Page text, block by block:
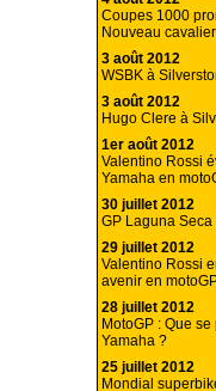
Coupes 1000
Nouveau
3 août 2012
WSBK à
3 août 2012
Hugo Clere à
1er août 2012
Valentino Rossi
Yamaha en
30 juillet 2012
GP Laguna
29 juillet 2012
Valentino Rossi
avenir en
28 juillet 2012
MotoGP : Que
Yamaha ?
25 juillet 2012
Mondial